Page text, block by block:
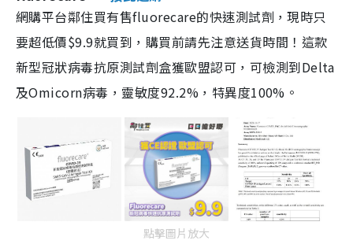
網購平台鄰住買有售fluorecare的快速測試劑，現時只
要超低價$9.9就買到，購買前請先注意送貨時間！這款
新型冠狀病毒抗原測試劑盒獲歐盟認可，可檢測到Delta
及Omicorn病毒，靈敏度92.2%，特異度100%。
點擊圖片放大